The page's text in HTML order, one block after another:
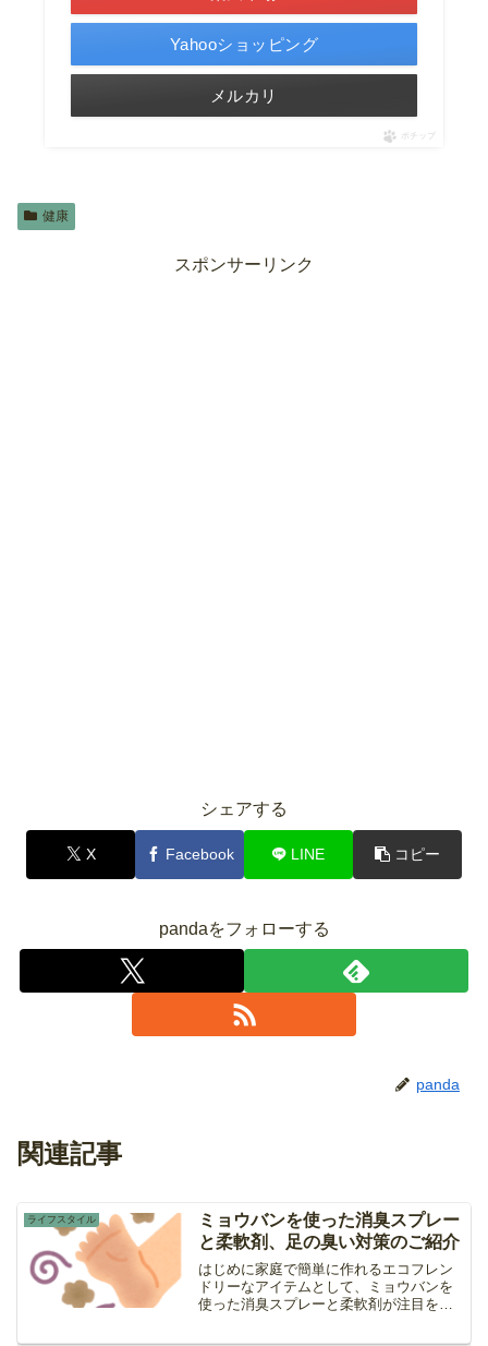
Yahooショッピング
メルカリ
ポチップ
健康
スポンサーリンク
シェアする
X Facebook LINE コピー
pandaをフォローする
panda
関連記事
ライフスタイル
ミョウバンを使った消臭スプレー
と柔軟剤、足の臭い対策のご紹介
はじめに家庭で簡単に作れるエコフレン
ドリーなアイテムとして、ミョウバンを
使った消臭スプレーと柔軟剤が注目を集